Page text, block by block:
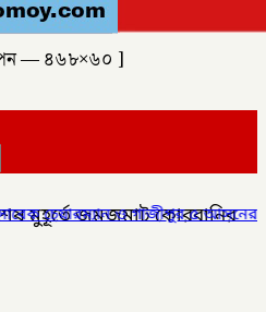
— ৪৬৮×৬০ ]
৫ আসনের সাবেক সংসদ সদস্য
মুহূর্তে জমজমাট কোরবানির